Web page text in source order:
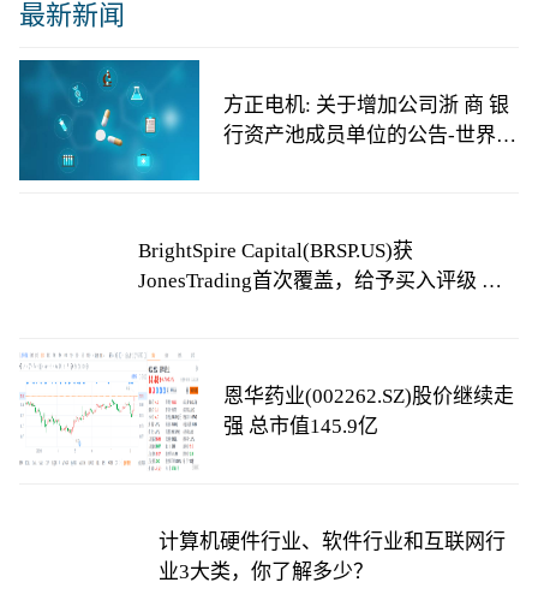
最新新闻
方正电机: 关于增加公司浙 商 银
行资产池成员单位的公告-世界热
BrightSpire Capital(BRSP.US)获
JonesTrading首次覆盖，给予买入评级 天
恩华药业(002262.SZ)股价继续走
强 总市值145.9亿
计算机硬件行业、软件行业和互联网行
业3大类，你了解多少？